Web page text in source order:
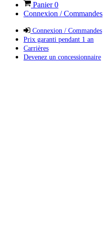
Panier0
Connexion / Commandes
Connexion / Commandes
Prix garanti pendant 1 an
Carrières
Devenez un concessionnaire